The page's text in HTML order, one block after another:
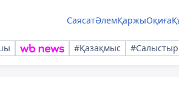
СаясатӘлемҚаржыОқиға
#Қазақмыс